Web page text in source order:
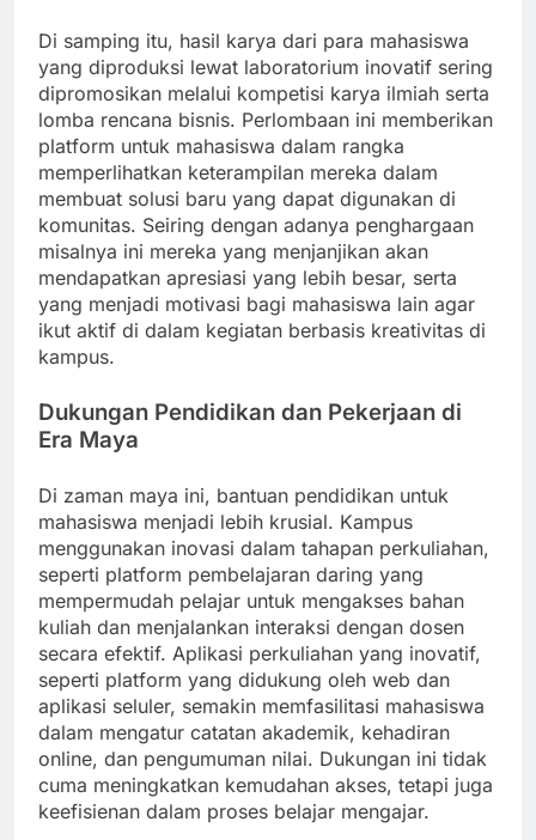
Di samping itu, hasil karya dari para mahasiswa
yang diproduksi lewat laboratorium inovatif sering
dipromosikan melalui kompetisi karya ilmiah serta
lomba rencana bisnis. Perlombaan ini memberikan
platform untuk mahasiswa dalam rangka
memperlihatkan keterampilan mereka dalam
membuat solusi baru yang dapat digunakan di
komunitas. Seiring dengan adanya penghargaan
misalnya ini mereka yang menjanjikan akan
mendapatkan apresiasi yang lebih besar, serta
yang menjadi motivasi bagi mahasiswa lain agar
ikut aktif di dalam kegiatan berbasis kreativitas di
kampus.
Dukungan Pendidikan dan Pekerjaan di
Era Maya
Di zaman maya ini, bantuan pendidikan untuk
mahasiswa menjadi lebih krusial. Kampus
menggunakan inovasi dalam tahapan perkuliahan,
seperti platform pembelajaran daring yang
mempermudah pelajar untuk mengakses bahan
kuliah dan menjalankan interaksi dengan dosen
secara efektif. Aplikasi perkuliahan yang inovatif,
seperti platform yang didukung oleh web dan
aplikasi seluler, semakin memfasilitasi mahasiswa
dalam mengatur catatan akademik, kehadiran
online, dan pengumuman nilai. Dukungan ini tidak
cuma meningkatkan kemudahan akses, tetapi juga
keefisienan dalam proses belajar mengajar.